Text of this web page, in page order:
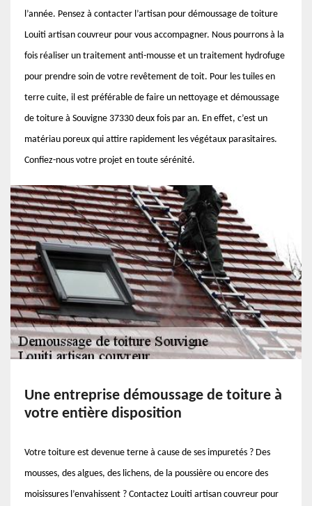
l’année. Pensez à contacter l’artisan pour démoussage de toiture
Louiti artisan couvreur pour vous accompagner. Nous pourrons à la
fois réaliser un traitement anti-mousse et un traitement hydrofuge
pour prendre soin de votre revêtement de toit. Pour les tuiles en
terre cuite, il est préférable de faire un nettoyage et démoussage
de toiture à Souvigne 37330 deux fois par an. En effet, c’est un
matériau poreux qui attire rapidement les végétaux parasitaires.
Confiez-nous votre projet en toute sérénité.
Une entreprise démoussage de toiture à
votre entière disposition
Votre toiture est devenue terne à cause de ses impuretés ? Des
mousses, des algues, des lichens, de la poussière ou encore des
moisissures l’envahissent ? Contactez Louiti artisan couvreur pour